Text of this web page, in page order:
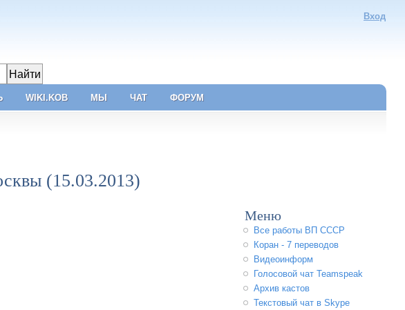
Вход
WIKI.KOB МЫ ЧАТ ФОРУМ
(15.03.2013)
Меню
Все работы ВП СССР
Коран - 7 переводов
Видеоинформ
Голосовой чат Teamspeak
Архив кастов
Текстовый чат в Skype